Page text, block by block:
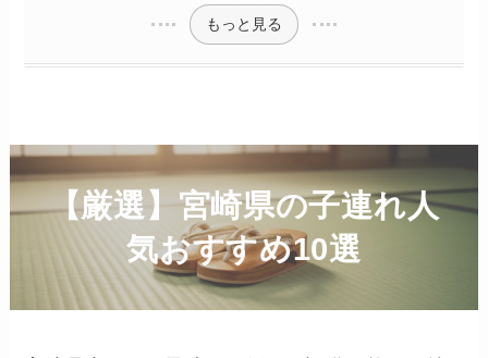
もっと見る
【厳選】宮崎県の子連れ人
気おすすめ10選